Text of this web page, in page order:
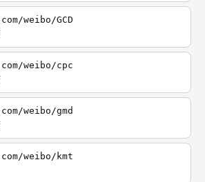
weibo/GCD
weibo/cpc
weibo/gmd
weibo/kmt